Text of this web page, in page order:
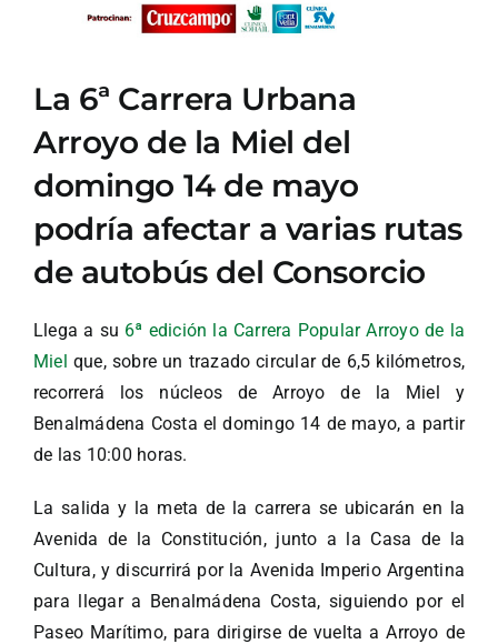
La 6ª Carrera Urbana
Arroyo de la Miel del
domingo 14 de mayo
podría afectar a varias rutas
de autobús del Consorcio
Llega a su 6ª edición la Carrera Popular Arroyo de la
Miel que, sobre un trazado circular de 6,5 kilómetros,
recorrerá los núcleos de Arroyo de la Miel y
Benalmádena Costa el domingo 14 de mayo, a partir
de las 10:00 horas.
La salida y la meta de la carrera se ubicarán en la
Avenida de la Constitución, junto a la Casa de la
Cultura, y discurrirá por la Avenida Imperio Argentina
para llegar a Benalmádena Costa, siguiendo por el
Paseo Marítimo, para dirigirse de vuelta a Arroyo de